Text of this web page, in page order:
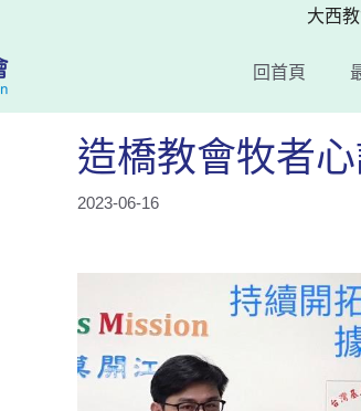
大西
栽培與佈道教材
多元福音橋 台灣使命者
回首頁
造橋教會牧者心
2023-06-16